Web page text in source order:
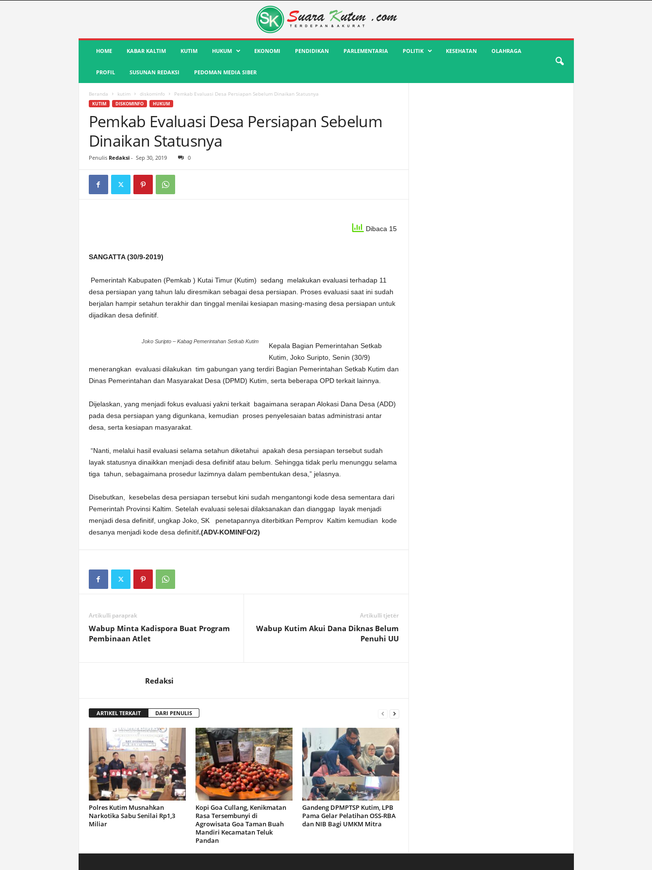
a
HOME KABAR KALTIM KUTIM HUKUM EKONOMI PENDIDIKAN PARLEMENTARIA POLITIK KESEHATAN OLAHRAGA
PROFIL SUSUNAN REDAKSI PEDOMAN MEDIA SIBER
Beranda kutim diskominfo Pemkab Evaluasi Desa Persiapan Sebelum Dinaikan Statusnya
KUTIM DISKOMINFO HUKUM
Pemkab Evaluasi Desa Persiapan Sebelum
Dinaikan Statusnya
Penulis Redaksi- Sep 30, 2019 0
Dibaca 15
SANGATTA (30/9-2019)
Pemerintah Kabupaten (Pemkab ) Kutai Timur (Kutim) sedang melakukan evaluasi terhadap 11
desa persiapan yang tahun lalu diresmikan sebagai desa persiapan. Proses evaluasi saat ini sudah
berjalan hampir setahun terakhir dan tinggal menilai kesiapan masing-masing desa persiapan untuk
dijadikan desa definitif.
Joko Suripto – Kabag Pemerintahan Setkab Kutim
Kepala Bagian Pemerintahan Setkab
Kutim, Joko Suripto, Senin (30/9)
menerangkan evaluasi dilakukan tim gabungan yang terdiri Bagian Pemerintahan Setkab Kutim dan
Dinas Pemerintahan dan Masyarakat Desa (DPMD) Kutim, serta beberapa OPD terkait lainnya.
Dijelaskan, yang menjadi fokus evaluasi yakni terkait bagaimana serapan Alokasi Dana Desa (ADD)
pada desa persiapan yang digunkana, kemudian proses penyelesaian batas administrasi antar
desa, serta kesiapan masyarakat.
“Nanti, melalui hasil evaluasi selama setahun diketahui apakah desa persiapan tersebut sudah
layak statusnya dinaikkan menjadi desa definitif atau belum. Sehingga tidak perlu menunggu selama
tiga tahun, sebagaimana prosedur lazimnya dalam pembentukan desa,” jelasnya.
Disebutkan, kesebelas desa persiapan tersebut kini sudah mengantongi kode desa sementara dari
Pemerintah Provinsi Kaltim. Setelah evaluasi selesai dilaksanakan dan dianggap layak menjadi
menjadi desa definitif, ungkap Joko, SK penetapannya diterbitkan Pemprov Kaltim kemudian kode
desanya menjadi kode desa definitif.(ADV-KOMINFO/2)
Artikulli paraprak
Wabup Minta Kadispora Buat Program
Pembinaan Atlet
Artikulli tjetër
Wabup Kutim Akui Dana Diknas Belum
Penuhi UU
Redaksi
ARTIKEL TERKAIT DARI PENULIS
Polres Kutim Musnahkan
Narkotika Sabu Senilai Rp1,3
Miliar
Kopi Goa Cullang, Kenikmatan
Rasa Tersembunyi di
Agrowisata Goa Taman Buah
Mandiri Kecamatan Teluk
Pandan
Gandeng DPMPTSP Kutim, LPB
Pama Gelar Pelatihan OSS-RBA
dan NIB Bagi UMKM Mitra